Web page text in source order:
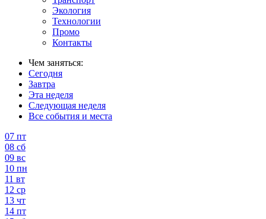
Экология
Технологии
Промо
Контакты
Чем заняться:
Сегодня
Завтра
Эта неделя
Следующая неделя
Все события и места
07 пт
08 сб
09 вс
10 пн
11 вт
12 ср
13 чт
14 пт